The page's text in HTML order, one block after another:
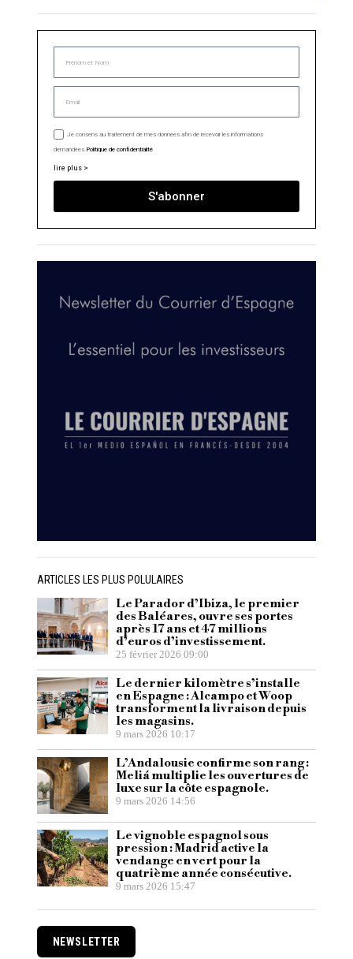
Je consens au traitement de mes données afin de recevoir les informations
demandées.Politique de confidentialité
lire plus >
S'abonner
ARTICLES LES PLUS POLULAIRES
Le Parador d’Ibiza, le premier
des Baléares, ouvre ses portes
après 17 ans et 47 millions
d’euros d’investissement.
25 février 2026 09:00
Le dernier kilomètre s’installe
en Espagne : Alcampo et Woop
transforment la livraison depuis
les magasins.
9 mars 2026 10:17
L’Andalousie confirme son rang :
Meliá multiplie les ouvertures de
luxe sur la côte espagnole.
9 mars 2026 14:56
Le vignoble espagnol sous
pression : Madrid active la
vendange en vert pour la
quatrième année consécutive.
9 mars 2026 15:47
NEWSLETTER